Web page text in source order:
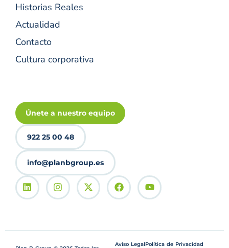
Historias Reales
Actualidad
Contacto
Cultura corporativa
Únete a nuestro equipo
922 25 00 48
info@planbgroup.es
Aviso LegalPolítica de Privacidad